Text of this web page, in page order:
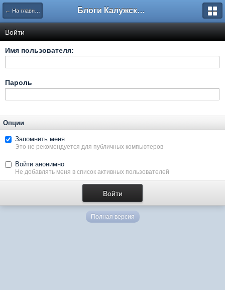
← На главную Блоги Калужского перекрестка
Войти
Имя пользователя:
Пароль
Опции
Запомнить меня
Это не рекомендуется для публичных компьютеров
Войти анонимно
Не добавлять меня в список активных пользователей
Полная версия